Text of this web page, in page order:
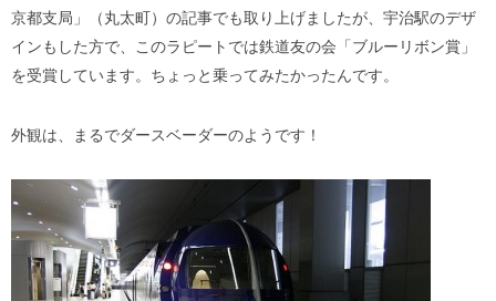
京都支局」（丸太町）の記事でも取り上げましたが、宇治駅のデザ
インもした方で、このラピートでは鉄道友の会「ブルーリボン賞」
を受賞しています。ちょっと乗ってみたかったんです。
外観は、まるでダースベーダーのようです！